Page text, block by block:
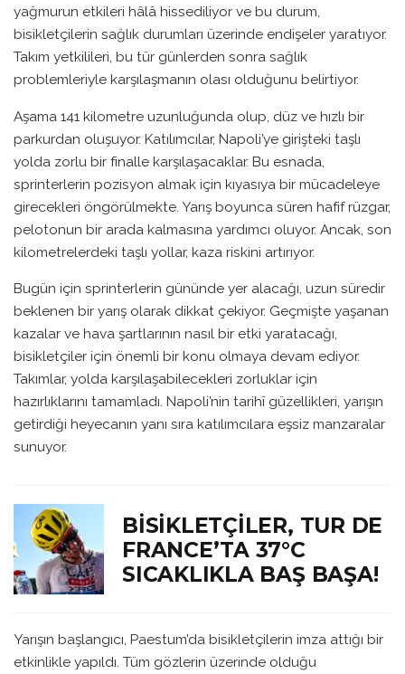
yağmurun etkileri hâlâ hissediliyor ve bu durum,
bisikletçilerin sağlık durumları üzerinde endişeler yaratıyor.
Takım yetkilileri, bu tür günlerden sonra sağlık
problemleriyle karşılaşmanın olası olduğunu belirtiyor.
Aşama 141 kilometre uzunluğunda olup, düz ve hızlı bir
parkurdan oluşuyor. Katılımcılar, Napoli’ye girişteki taşlı
yolda zorlu bir finalle karşılaşacaklar. Bu esnada,
sprinterlerin pozisyon almak için kıyasıya bir mücadeleye
girecekleri öngörülmekte. Yarış boyunca süren hafif rüzgar,
pelotonun bir arada kalmasına yardımcı oluyor. Ancak, son
kilometrelerdeki taşlı yollar, kaza riskini artırıyor.
Bugün için sprinterlerin gününde yer alacağı, uzun süredir
beklenen bir yarış olarak dikkat çekiyor. Geçmişte yaşanan
kazalar ve hava şartlarının nasıl bir etki yaratacağı,
bisikletçiler için önemli bir konu olmaya devam ediyor.
Takımlar, yolda karşılaşabilecekleri zorluklar için
hazırlıklarını tamamladı. Napoli’nin tarihî güzellikleri, yarışın
getirdiği heyecanın yanı sıra katılımcılara eşsiz manzaralar
sunuyor.
BISIKLETÇILER, TUR DE
FRANCE’TA 37°C
SICAKLIKLA BAŞ BAŞA!
Yarışın başlangıcı, Paestum’da bisikletçilerin imza attığı bir
etkinlikle yapıldı. Tüm gözlerin üzerinde olduğu